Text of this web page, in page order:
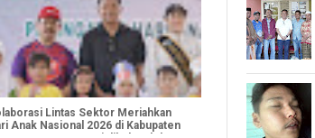
Lintas Sektor Meriahkan
Anak Nasional 2026 di Kabupaten